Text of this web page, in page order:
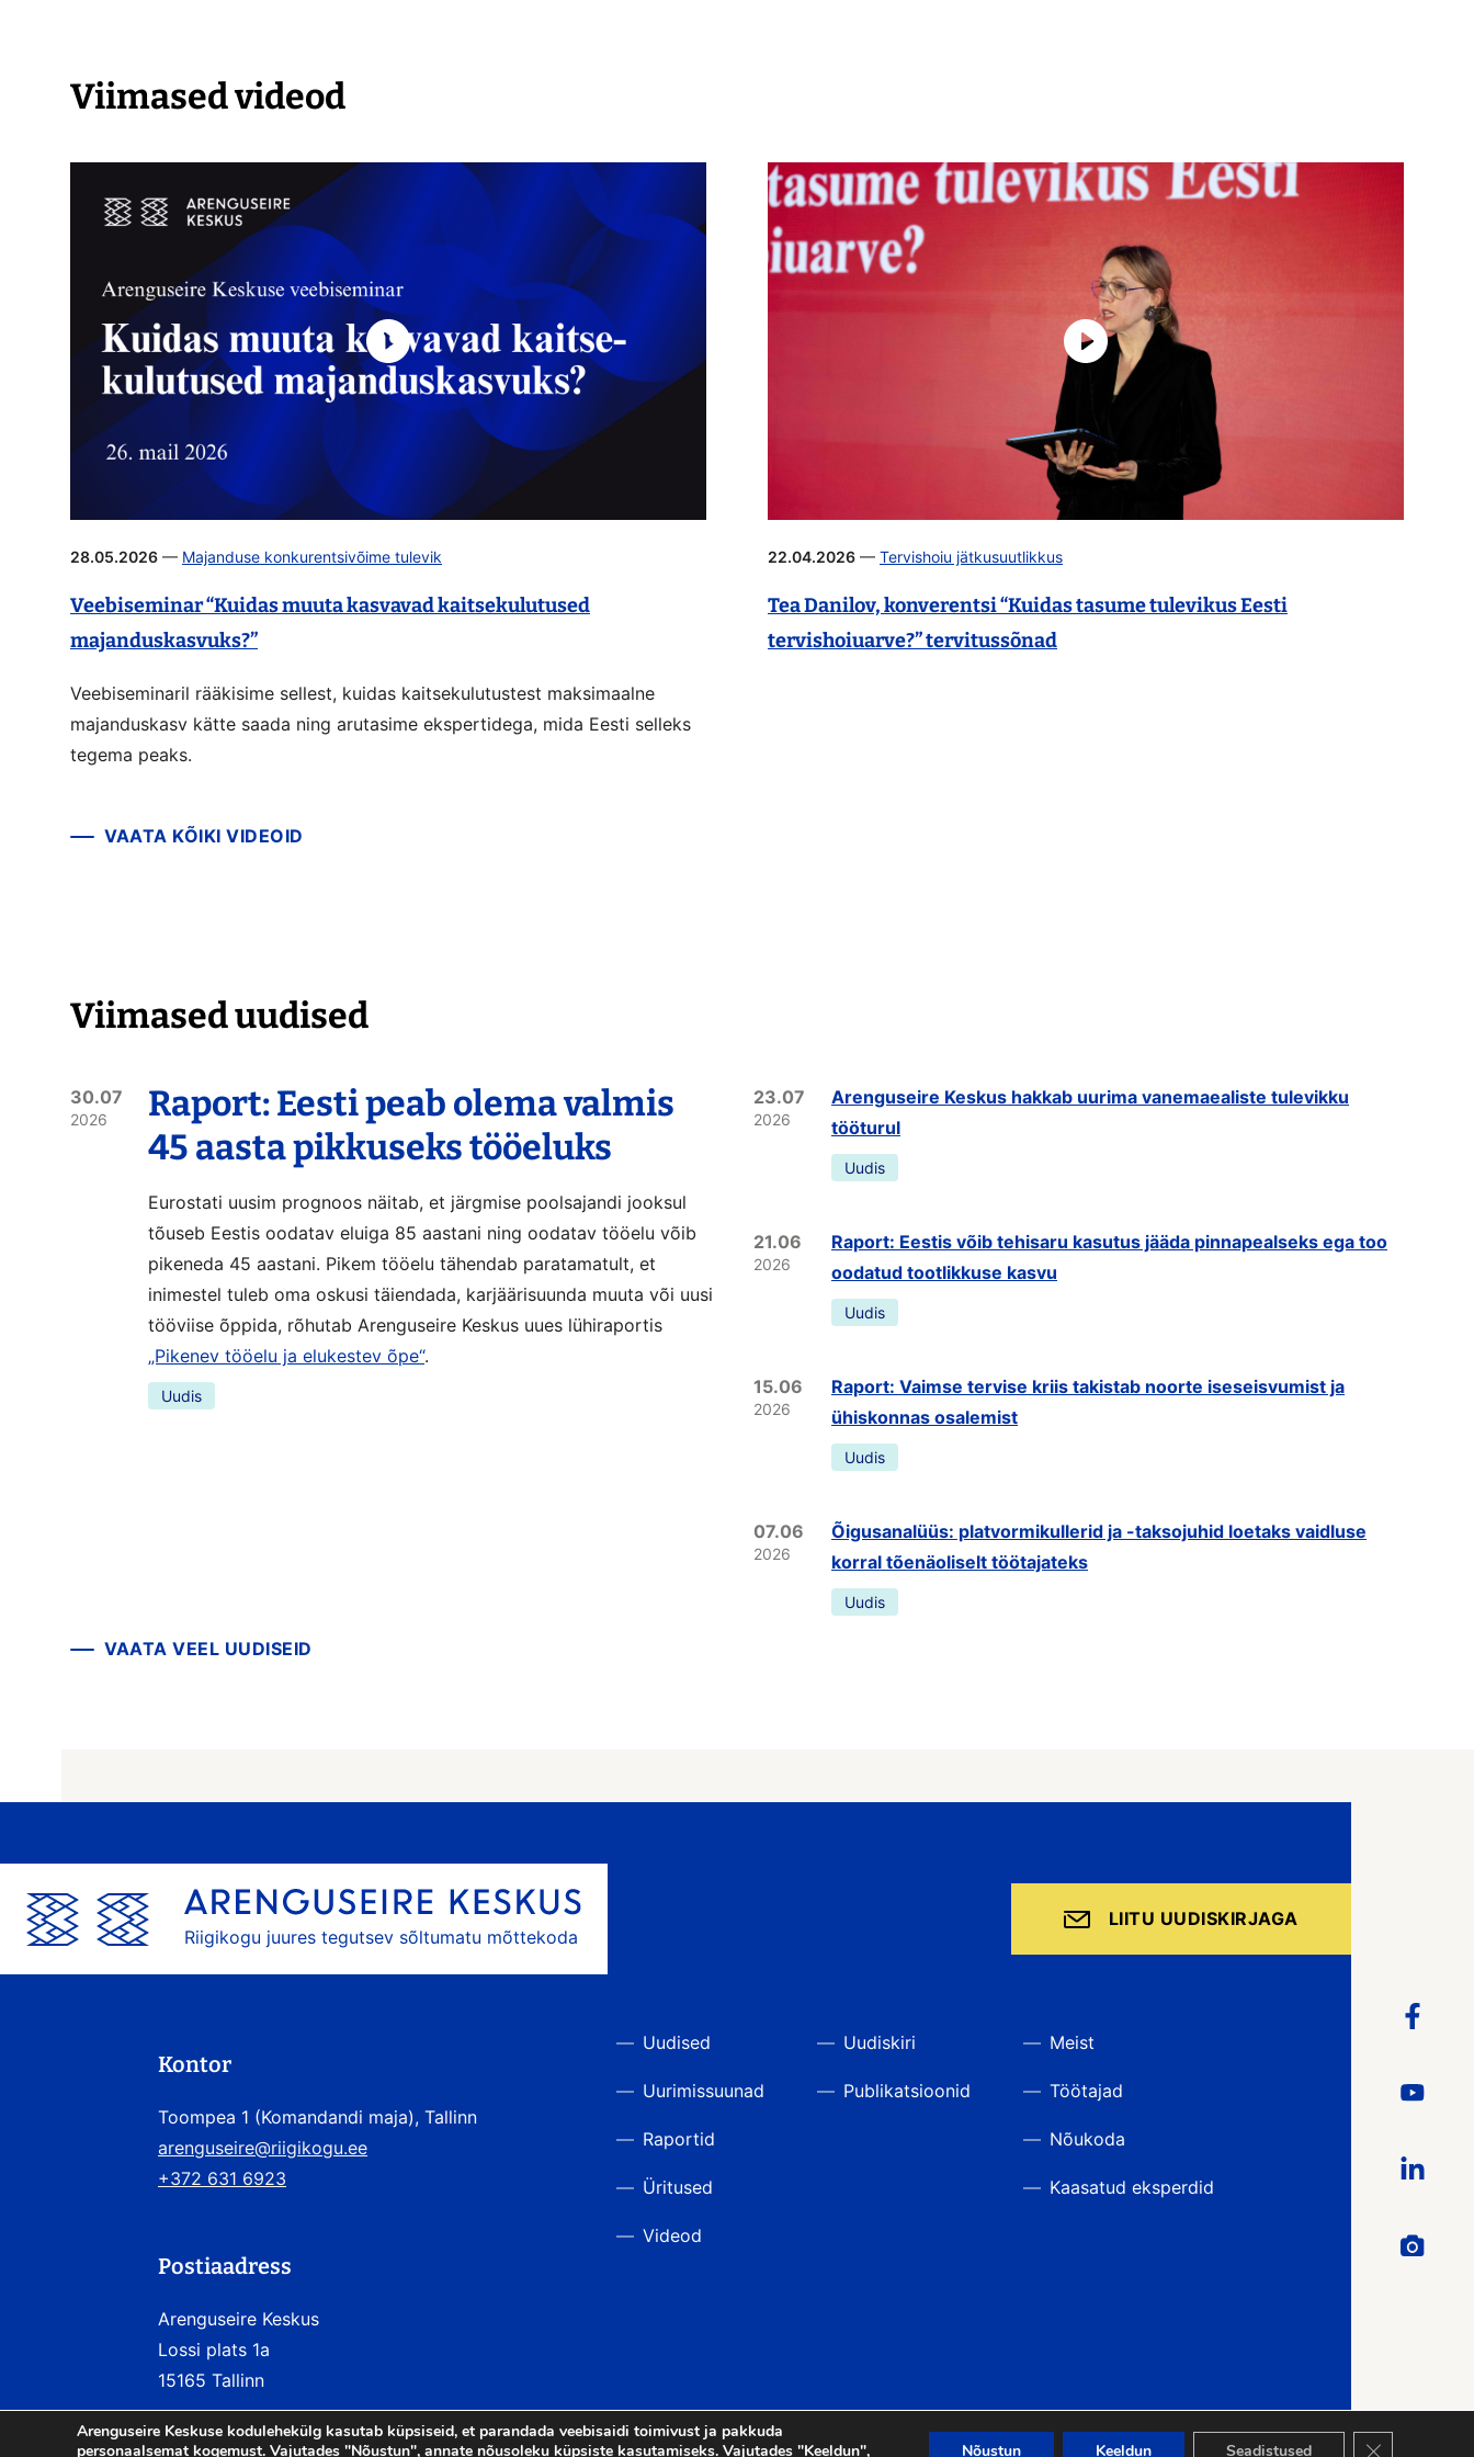
Viimased videod
28.05.2026 — Majanduse konkurentsivõime tulevik
Veebiseminar “Kuidas muuta kasvavad kaitsekulutused
majanduskasvuks?”
Veebiseminaril rääkisime sellest, kuidas kaitsekulutustest maksimaalne
majanduskasv kätte saada ning arutasime ekspertidega, mida Eesti selleks
tegema peaks.
22.04.2026 — Tervishoiu jätkusuutlikkus
Tea Danilov, konverentsi “Kuidas tasume tulevikus Eesti
tervishoiuarve?” tervitussõnad
VAATA KÕIKI VIDEOID
Viimased uudised
30.07
2026
Raport: Eesti peab olema valmis
45 aasta pikkuseks tööeluks
Eurostati uusim prognoos näitab, et järgmise poolsajandi jooksul
tõuseb Eestis oodatav eluiga 85 aastani ning oodatav tööelu võib
pikeneda 45 aastani. Pikem tööelu tähendab paratamatult, et
inimestel tuleb oma oskusi täiendada, karjäärisuunda muuta või uusi
tööviise õppida, rõhutab Arenguseire Keskus uues lühiraportis
„Pikenev tööelu ja elukestev õpe“.
Uudis
23.07
2026
Arenguseire Keskus hakkab uurima vanemaealiste tulevikku
tööturul
Uudis
21.06
2026
Raport: Eestis võib tehisaru kasutus jääda pinnapealseks ega too
oodatud tootlikkuse kasvu
Uudis
15.06
2026
Raport: Vaimse tervise kriis takistab noorte iseseisvumist ja
ühiskonnas osalemist
Uudis
07.06
2026
Õigusanalüüs: platvormikullerid ja -taksojuhid loetaks vaidluse
korral tõenäoliselt töötajateks
Uudis
VAATA VEEL UUDISEID
Riigikogu juures tegutsev sõltumatu mõttekoda
LIITU UUDISKIRJAGA
Kontor
Toompea 1 (Komandandi maja), Tallinn
arenguseire@riigikogu.ee
+372 631 6923
Postiaadress
Arenguseire Keskus
Lossi plats 1a
15165 Tallinn
Uudised
Uurimissuunad
Raportid
Üritused
Videod
Uudiskiri
Publikatsioonid
Meist
Töötajad
Nõukoda
Kaasatud eksperdid
Arenguseire Keskuse kodulehekülg kasutab küpsiseid, et parandada veebisaidi toimivust ja pakkuda
personaalsemat kogemust. Vajutades "Nõustun", annate nõusoleku küpsiste kasutamiseks. Vajutades "Keeldun",
Nõustun Keeldun Seadistused Close GDPR